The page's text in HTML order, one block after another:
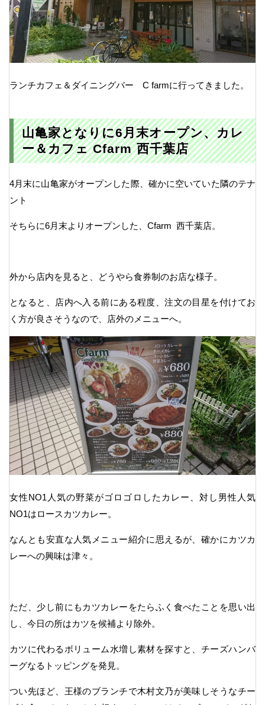
ランチカフェ＆ダイニングバー C farmに行ってきました。
山亀家となりに6月末オープン、カレ
ー＆カフェ Cfarm 西千葉店
4月末に山亀家がオープンした際、確かに空いていた隣のテナ
ント
そちらに6月末よりオープンした、Cfarm 西千葉店。
外から店内を見ると、どうやら食券制のお店な様子。
となると、店内へ入る前にある程度、注文の目星を付けてお
く方が良さそうなので、店外のメニューへ。
女性NO1人気の野菜がゴロゴロしたカレー、対し男性人気
NO1はロースカツカレー。
なんとも安直な人気メニュー紹介に思えるが、確かにカツカ
レーへの興味は津々。
ただ、少し前にもカツカレーをたらふく食べたことを思い出
し、今日の所はカツを候補より除外。
カツに代わるボリューム水増し素材を探すと、チーズハンバ
ーグなるトッピングを発見。
つい先ほど、王様のブランチで木村文乃が美味しそうなチー